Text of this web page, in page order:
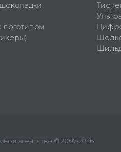
логотипом
агентство © 2007-2026